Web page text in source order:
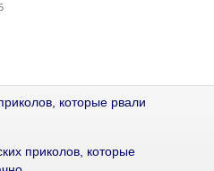
которые рвали